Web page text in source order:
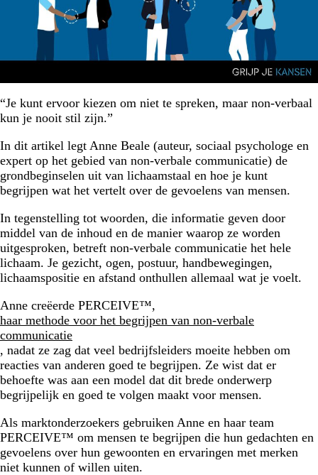
“Je kunt ervoor kiezen om niet te spreken, maar non-verbaal
kun je nooit stil zijn.”
In dit artikel legt Anne Beale (auteur, sociaal psychologe en
expert op het gebied van non-verbale communicatie) de
grondbeginselen uit van lichaamstaal en hoe je kunt
begrijpen wat het vertelt over de gevoelens van mensen.
In tegenstelling tot woorden, die informatie geven door
middel van de inhoud en de manier waarop ze worden
uitgesproken, betreft non-verbale communicatie het hele
lichaam. Je gezicht, ogen, postuur, handbewegingen,
lichaamspositie en afstand onthullen allemaal wat je voelt.
Anne creëerde PERCEIVE™,
haar methode voor het begrijpen van non-verbale
communicatie
, nadat ze zag dat veel bedrijfsleiders moeite hebben om
reacties van anderen goed te begrijpen. Ze wist dat er
behoefte was aan een model dat dit brede onderwerp
begrijpelijk en goed te volgen maakt voor mensen.
Als marktonderzoekers gebruiken Anne en haar team
PERCEIVE™ om mensen te begrijpen die hun gedachten en
gevoelens over hun gewoonten en ervaringen met merken
niet kunnen of willen uiten.